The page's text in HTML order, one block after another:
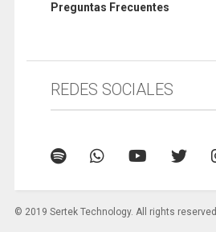
Preguntas Frecuentes
REDES SOCIALES
© 2019 Sertek Technology. All rights